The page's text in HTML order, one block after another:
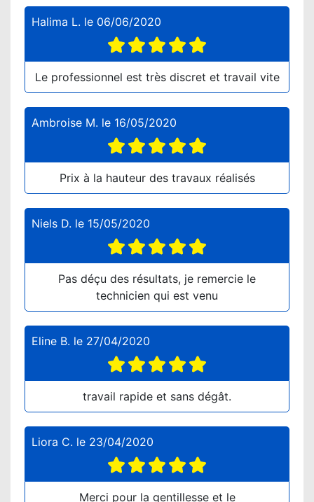
Halima L. le 06/06/2020
Le professionnel est très discret et travail vite
Ambroise M. le 16/05/2020
Prix à la hauteur des travaux réalisés
Niels D. le 15/05/2020
Pas déçu des résultats, je remercie le
technicien qui est venu
Eline B. le 27/04/2020
travail rapide et sans dégât.
Liora C. le 23/04/2020
Merci pour la gentillesse et le